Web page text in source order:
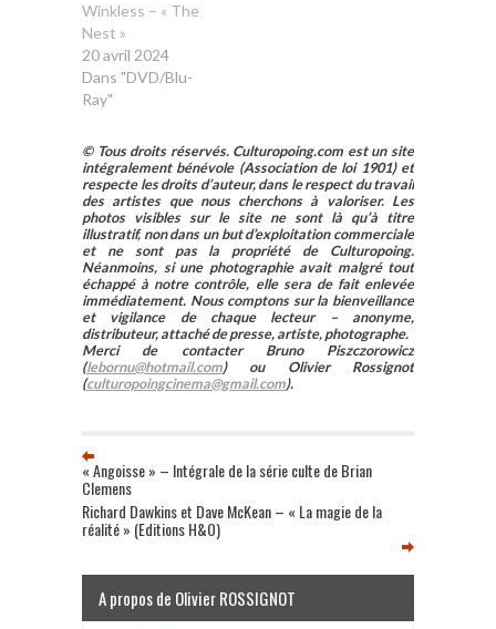
Winkless – « The
Nest »
20 avril 2024
Dans "DVD/Blu-
Ray"
© Tous droits réservés. Culturopoing.com est un site
intégralement bénévole (Association de loi 1901) et
respecte les droits d’auteur, dans le respect du travail
des artistes que nous cherchons à valoriser. Les
photos visibles sur le site ne sont là qu’à titre
illustratif, non dans un but d’exploitation commerciale
et ne sont pas la propriété de Culturopoing.
Néanmoins, si une photographie avait malgré tout
échappé à notre contrôle, elle sera de fait enlevée
immédiatement. Nous comptons sur la bienveillance
et vigilance de chaque lecteur – anonyme,
distributeur, attaché de presse, artiste, photographe.
Merci de contacter Bruno Piszczorowicz
(lebornu@hotmail.com) ou Olivier Rossignot
(culturopoingcinema@gmail.com).
« Angoisse » – Intégrale de la série culte de Brian
Clemens
Richard Dawkins et Dave McKean – « La magie de la
réalité » (Editions H&O)
A propos de Olivier ROSSIGNOT